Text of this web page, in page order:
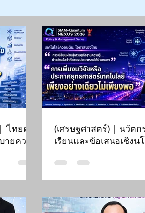
ไทยค
ยควอน
|
(เศรษฐศาสตร์) | นวัตก
เรียนและข้อเสนอเชิงน
ไทย | Siam-Quantum
ดร.กมล ปานม่วง | สถ
ประเทศเพื่อการค้าและ